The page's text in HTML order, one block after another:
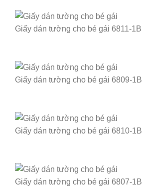
Giấy dán tường cho bé gái 6811-1B
Giấy dán tường cho bé gái 6809-1B
Giấy dán tường cho bé gái 6810-1B
Giấy dán tường cho bé gái 6807-1B